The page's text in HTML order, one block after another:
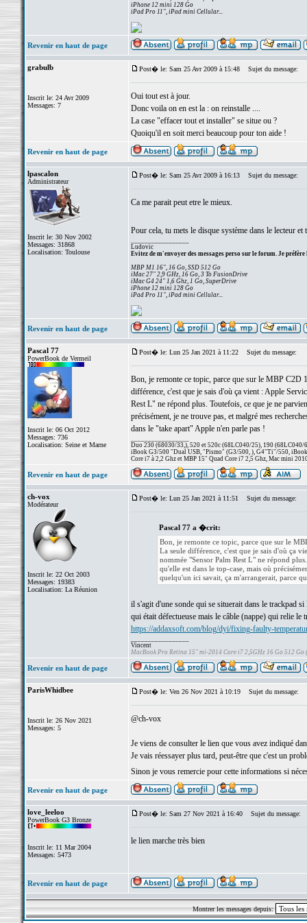
iPhone 12 mini 128 Go
iPad Pro 11", iPad mini Cellular...
Revenir en haut de page
grabulb
Inscrit le: 24 Avr 2009
Messages: 7
Post� le: Sam 25 Avr 2009 à 15:48 Sujet du message:
Oui tout est à jour.
Donc voila on en est la : on reinstalle ....
La case "effacer tout et installer" se situe ou ?
Quoiqu'il en soit merci beaucoup pour ton aide !
Revenir en haut de page
lpascalon
Administrateur
Inscrit le: 30 Nov 2002
Messages: 31868
Localisation: Toulouse
Post� le: Sam 25 Avr 2009 à 16:13 Sujet du message:
Ca me parait peut etre le mieux.
Pour cela, tu mets le disque système dans le lecteur
Ludovic
Evitez de m'envoyer des messages perso sur le forum. Je préfère
MBP M1 16", 16 Go, SSD 512 Go
iMac 27" 2,9 GHz, 16 Go, 3 To FusionDrive
iMac G4 24" 1,6 Ghz, 1 Go, SuperDrive
iPhone 12 mini 128 Go
iPad Pro 11", iPad mini Cellular...
Revenir en haut de page
Pascal 77
PowerBook de Vermeil
Inscrit le: 06 Oct 2012
Messages: 736
Localisation: Seine et Marne
Post� le: Lun 25 Jan 2021 à 11:22 Sujet du message:
Bon, je remonte ce topic, parce que sur le MBP C2D
différence, c'est que je sais d'où ça vient : Apple
Rest L" ne répond plus. Toutefois, ce que je ne
précisément, je ne trouve pas, et malgré mes
dans le "take apart" Apple n'en parle pas !
Duo 230 (68030/33,), 520 et 520c (68LC040/25), 190 (68LC040/
iBook G3/500 "Dual USB, "Pismo" (G3/500, ), G4"Ti"/550,
Core i7 à 2,2 Ghz et MBP 15" Quad Core i7 2,5 Ghz, Mac mini
Revenir en haut de page
ch-vox
Modérateur
Inscrit le: 22 Oct 2003
Messages: 19383
Localisation: La Réunion
Post� le: Lun 25 Jan 2021 à 11:51 Sujet du message:
Pascal 77 a �crit:
Bon, je remonte ce topic, parce que sur le
La seule différence, c'est que je sais d'où ça
nommée "Sensor Palm Rest L" ne répond
qu'elle est dans le top-case, mais où
quelqu'un ici savait, ça m'arrangerait, parce
il s'agit d'une sonde qui se situerait dans le trackpad
qui était défectueuse mais le câble (nappe) qui relie le
https://addaxsoft.com/blog/dyi/fixing-faulty-
Vincent
MacBook Pro Retina 15" mi-2014 Core i7 2,5GHz 16 Go 512 Go
Revenir en haut de page
ParisWhidbee
Inscrit le: 26 Nov 2021
Messages: 5
Post� le: Ven 26 Nov 2021 à 10:19 Sujet du message:
@ch-vox
Je viens de consulter le lien que vous avez indiqué
Je vais réessayer plus tard, peut-être que c'est un
Sinon je vous remercie pour cette informations si
Revenir en haut de page
love_leeloo
PowerBook G3 Bronze
Inscrit le: 11 Mar 2004
Messages: 5473
Post� le: Sam 27 Nov 2021 à 16:40 Sujet du message:
le lien marche très bien
Revenir en haut de page
Montrer les messages depuis: